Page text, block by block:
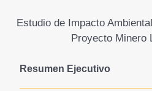
Estudio de Impacto
Proyecto Minero
Resumen Ejecutivo